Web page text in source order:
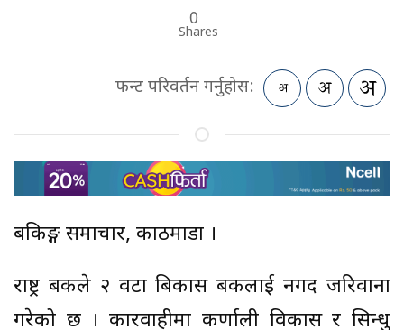
0
Shares
फन्ट परिवर्तन गर्नुहोस:
बैंकिङ्ग समाचार, काठमाडौं ।
राष्ट्र बैंकले २ वटा बिकास बैंकलाई नगद जरिवाना
गरेको छ । कारवाहीमा कर्णाली विकास र सिन्धु